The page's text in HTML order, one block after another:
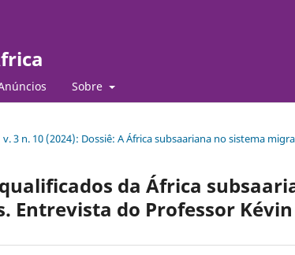
Sobre
v. 3 n. 10 (2024): Dossiê: A África subsaariana no sistema
da África
Entrevista do Professor